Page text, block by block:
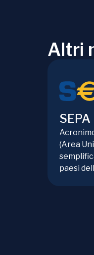
Altri
SEPA
(Area
paesi